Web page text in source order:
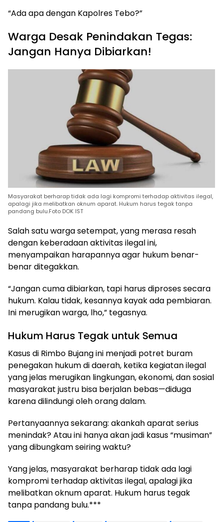
“Ada apa dengan Kapolres Tebo?”
Warga Desak Penindakan Tegas:
Jangan Hanya Dibiarkan!
Masyarakat berharap tidak ada lagi kompromi terhadap aktivitas ilegal,
apalagi jika melibatkan oknum aparat. Hukum harus tegak tanpa
pandang bulu.Foto DOK IST
Salah satu warga setempat, yang merasa resah
dengan keberadaan aktivitas ilegal ini,
menyampaikan harapannya agar hukum benar-
benar ditegakkan.
“Jangan cuma dibiarkan, tapi harus diproses secara
hukum. Kalau tidak, kesannya kayak ada pembiaran.
Ini merugikan warga, lho,” tegasnya.
Hukum Harus Tegak untuk Semua
Kasus di Rimbo Bujang ini menjadi potret buram
penegakan hukum di daerah, ketika kegiatan ilegal
yang jelas merugikan lingkungan, ekonomi, dan sosial
masyarakat justru bisa berjalan bebas—diduga
karena dilindungi oleh orang dalam.
Pertanyaannya sekarang: akankah aparat serius
menindak? Atau ini hanya akan jadi kasus “musiman”
yang dibungkam seiring waktu?
Yang jelas, masyarakat berharap tidak ada lagi
kompromi terhadap aktivitas ilegal, apalagi jika
melibatkan oknum aparat. Hukum harus tegak
tanpa pandang bulu.***